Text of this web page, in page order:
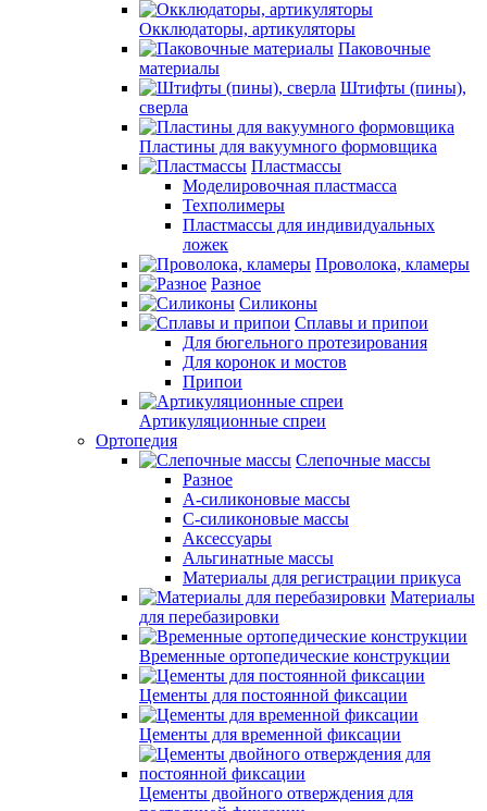
Окклюдаторы, артикуляторы
Паковочные
материалы
Штифты (пины),
сверла
Пластины для вакуумного формовщика
Пластмассы
Моделировочная пластмасса
Техполимеры
Пластмассы для индивидуальных
ложек
Проволока, кламеры
Разное
Силиконы
Сплавы и припои
Для бюгельного протезирования
Для коронок и мостов
Припои
Артикуляционные спреи
Ортопедия
Слепочные массы
Разное
А-силиконовые массы
С-силиконовые массы
Аксессуары
Альгинатные массы
Материалы для регистрации прикуса
Материалы
для перебазировки
Временные ортопедические конструкции
Цементы для постоянной фиксации
Цементы для временной фиксации
Цементы двойного отверждения для